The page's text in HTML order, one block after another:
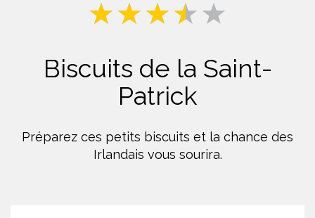
Biscuits de la Saint-
Patrick
Préparez ces petits biscuits et la chance des
Irlandais vous sourira.